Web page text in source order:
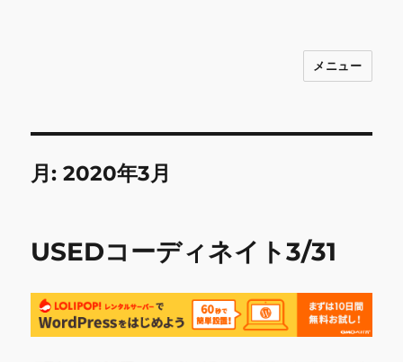
INNOCENCE ～日常に彩りを～ フ
物 etc販売 江戸川区瑞江
メニュー
月:2020年3月
USEDコーディネイト3/31